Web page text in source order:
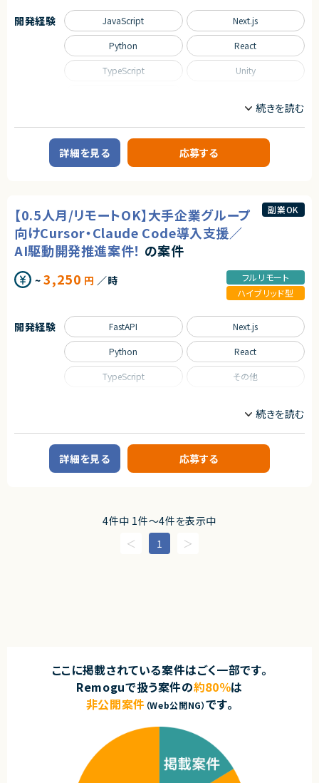
業務委託(準委任契約)
株式会社LASSIC
将来拡張を前提とした設計が求められ、SaaS連携や中長期視点の技術判断
★ 小規模スクラムチームで技術リードとして活躍可能です。
要件定義〜テストまで一貫対応＋コードレビューや設計面でのリードなど、
シニアエンジニアとしての強みを活かせる環境です。
・AIエージェントとのAPI仕様策定および結合
・MVPリリースに向けた開発体制強化
・バックエンドAPI設計・実装経験
・AWSインフラを自分で設計・構築した経験がある方
・生成AIを含むAI技術の実務経験（PoC・スモール開発レベル）
・要件が決まりきらない中でも進められる柔軟性
■尚可スキル
・Salesforce連携・同期の開発経験（または強い習得意欲）
・認証系（SSO・SAML 2.0・OIDC）の実装経験
・Okta等のIDaaSの導入・設定経験
・監査ログ・管理コンソールの設計経験
・上流工程（要件定義・企画）の経験
業務委託(準委任契約)
◎MVPフェーズから関われるため、プロダクトの立ち上げ経験が積めます！
◎フロント〜バックエンド〜インフラまで裁量広く関われます！
◎アジャイル環境でスピード感ある開発に挑戦できます！
職種
ゲームプログラマ/ゲームエンジンプログラマ
プロジェクトマネージャー
AI/LLM/機械学習エンジニア
フルスタックエンジニア
PdM（プロダクトマネージャー）
生成AIを活用し、オリジナルIPやエンターテインメントコンテンツを自社で企
画・制作・運営するスタートアップ企業です。
音楽・映像・SNSなど複数のメディアを横断しながら、AIを前提とした新しい
エンターテインメント体験の創出に取り組んでいます。
ュニティが連動する独自の世界観づくりを目指しています。
ービス
・既に展開されているキャラクターIPと連動し、ユーザーとの関係性を深め
るコミュニケーションプラットフォーム
・音楽、SNS、イベントなどのコンテンツ展開と連携しながら成長していくエ
ンターテインメントサービス
・ユーザーがキャラクターを応援し、愛着を深めながら長期的に楽しめる体
■業務内容
・新規アプリ―ケーションの企画、要件定義、仕様設計
・生成AIツールを活用したフル開発及び開発効率化
・育成、収集、イベント、コミュニケーション体験の設計
・リリース後の運営改善およびLiveOps推進
AIキャラクターIPを軸とした新規自社サービス開発を加速するため、企画・開
・キャラクターを「好きになる体験」やユーザーとの関係性構築をサービスと
して設計できる希少なポジション
・音楽、SNS、イベントなど複数のコンテンツ展開と連動したサービス開発に
・少人数組織のため企画から実装、運営改善まで大きな裁量を持って推進可
・AI活用を前提とした次世代の開発スタイルを実践可能
・AIだからこそ実現できる新しいエンターテインメント体験の創出に携われま
開発経験 JavaScript Next.js
Python React
TypeScript Unity
詳細を見る 応募する
【0.5人月/リモートOK】大手企業グループ
向けCursor・Claude Code導入支援／
AI駆動開発推進案件！ の案件
~3,250 円 ／時
フルリモート
ハイブリッド型
副業OK
コンサルタント
フルスタックエンジニア
■案件概要
AI駆動開発やバイブコーディングに関する相談が増えています。
Cursor、Claude Code、GitHub Copilot、Codex等を使い、開発生産性を
高める導入支援ができる人材を探しています。
開発チームへの伴走支援
AIツール（Cursor、Claude Code等）の活用支援
必要に応じたワークショップ・勉強会の実施
3. 品質改善・定着支援
開発品質・セキュリティ観点でのレビュー
開発経験 FastAPI Next.js
Python React
TypeScript その他
詳細を見る 応募する
4件中 1件〜4件を表示中
1
ここに掲載されている案件はごく一部です。
Remoguで扱う案件の約80％は
非公開案件 （Web公開NG）です。